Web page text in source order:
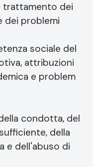
trattamento dei
dei problemi
sociale del
attribuzioni
e problem
condotta, del
della
e dell'abuso di